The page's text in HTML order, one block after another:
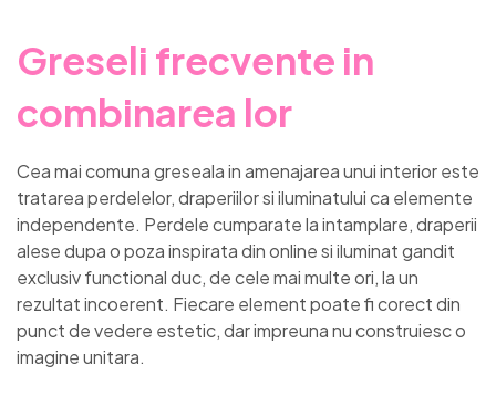
Greseli frecvente in
combinarea lor
Cea mai comuna greseala in amenajarea unui interior este
tratarea perdelelor, draperiilor si iluminatului ca elemente
independente. Perdele cumparate la intamplare, draperii
alese dupa o poza inspirata din online si iluminat gandit
exclusiv functional duc, de cele mai multe ori, la un
rezultat incoerent. Fiecare element poate fi corect din
punct de vedere estetic, dar impreuna nu construiesc o
imagine unitara.